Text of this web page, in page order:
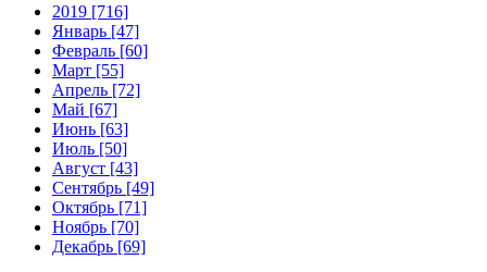
2019 [716]
Январь [47]
Февраль [60]
Март [55]
Апрель [72]
Май [67]
Июнь [63]
Июль [50]
Август [43]
Сентябрь [49]
Октябрь [71]
Ноябрь [70]
Декабрь [69]